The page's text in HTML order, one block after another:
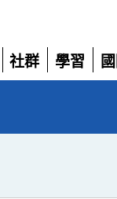
社群
展
學習
展
展